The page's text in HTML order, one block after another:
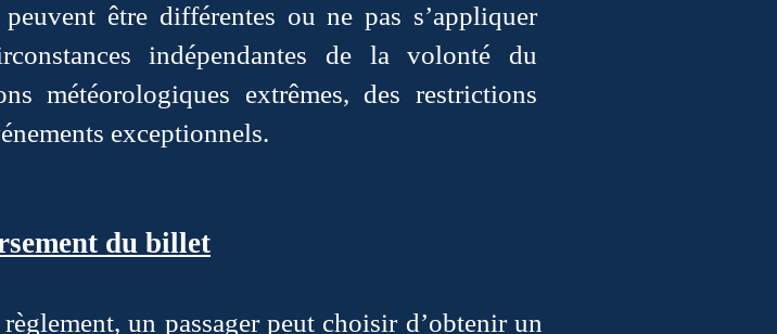
être différentes ou ne pas s’appliquer
indépendantes de la volonté du
météorologiques extrêmes, des restrictions
exceptionnels.
du billet
un passager peut choisir d’obtenir un